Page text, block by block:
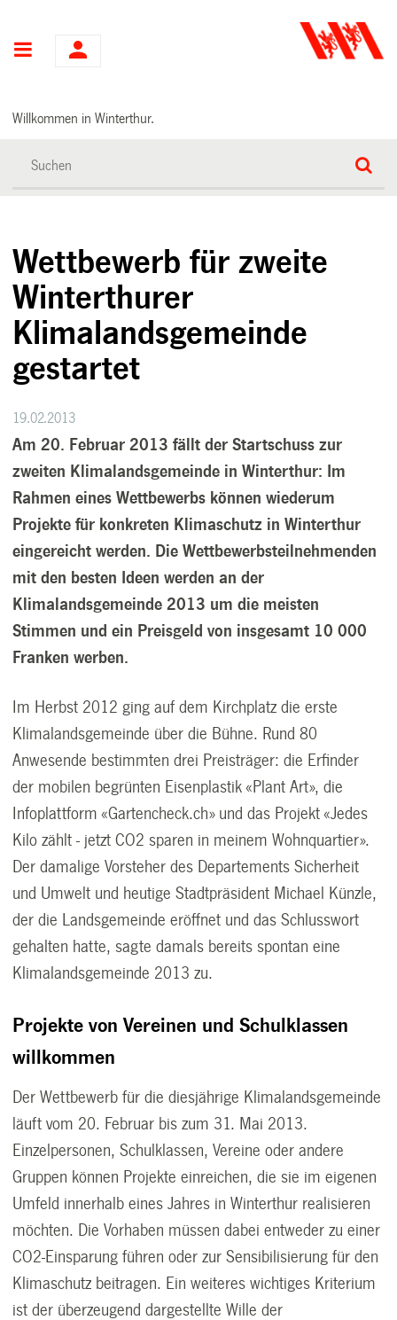
Hauptnavigation
Willkommen in Winterthur.
Wettbewerb für zweite
Winterthurer
Klimalandsgemeinde
gestartet
19.02.2013
Am 20. Februar 2013 fällt der Startschuss zur
zweiten Klimalandsgemeinde in Winterthur: Im
Rahmen eines Wettbewerbs können wiederum
Projekte für konkreten Klimaschutz in Winterthur
eingereicht werden. Die Wettbewerbsteilnehmenden
mit den besten Ideen werden an der
Klimalandsgemeinde 2013 um die meisten
Stimmen und ein Preisgeld von insgesamt 10 000
Franken werben.
Im Herbst 2012 ging auf dem Kirchplatz die erste
Klimalandsgemeinde über die Bühne. Rund 80
Anwesende bestimmten drei Preisträger: die Erfinder
der mobilen begrünten Eisenplastik «Plant Art», die
Infoplattform «Gartencheck.ch» und das Projekt «Jedes
Kilo zählt - jetzt CO2 sparen in meinem Wohnquartier».
Der damalige Vorsteher des Departements Sicherheit
und Umwelt und heutige Stadtpräsident Michael Künzle,
der die Landsgemeinde eröffnet und das Schlusswort
gehalten hatte, sagte damals bereits spontan eine
Klimalandsgemeinde 2013 zu.
Projekte von Vereinen und Schulklassen
willkommen
Der Wettbewerb für die diesjährige Klimalandsgemeinde
läuft vom 20. Februar bis zum 31. Mai 2013.
Einzelpersonen, Schulklassen, Vereine oder andere
Gruppen können Projekte einreichen, die sie im eigenen
Umfeld innerhalb eines Jahres in Winterthur realisieren
möchten. Die Vorhaben müssen dabei entweder zu einer
CO2-Einsparung führen oder zur Sensibilisierung für den
Klimaschutz beitragen. Ein weiteres wichtiges Kriterium
ist der überzeugend dargestellte Wille der